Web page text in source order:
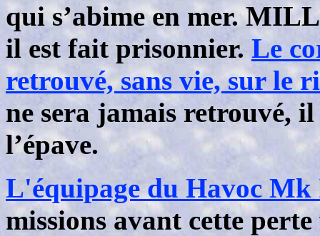
qui s’abime en mer.
il est fait prisonnier. Le
retrouvé, sans vie, sur le
ne sera jamais retrouvé,
l’épave.
L'équipage du Havoc Mk
missions avant cette